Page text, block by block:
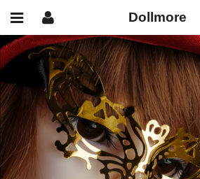
Dollmore